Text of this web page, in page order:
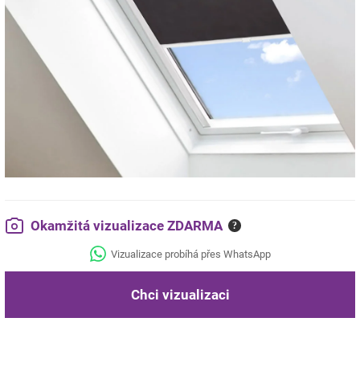
Okamžitá vizualizace ZDARMA ?
Vizualizace probíhá přes WhatsApp
Chci vizualizaci